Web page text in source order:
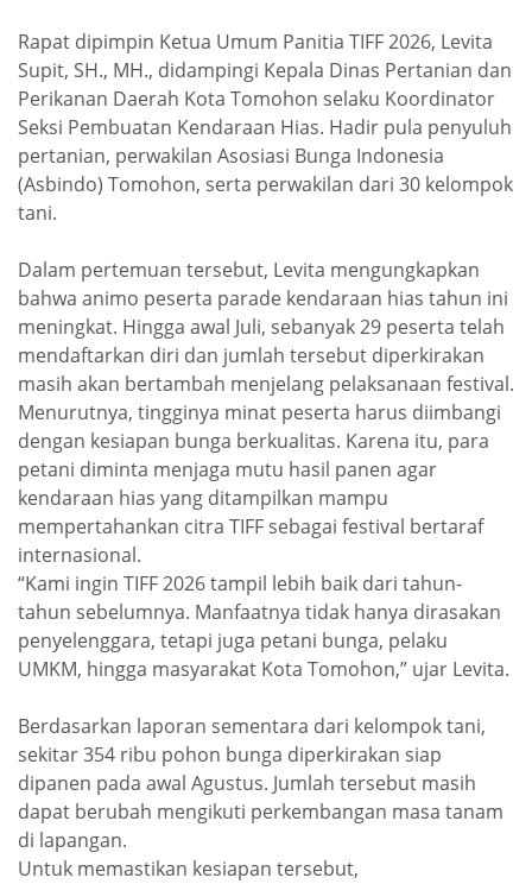
Rapat dipimpin Ketua Umum Panitia TIFF 2026, Levita
Supit, SH., MH., didampingi Kepala Dinas Pertanian dan
Perikanan Daerah Kota Tomohon selaku Koordinator
Seksi Pembuatan Kendaraan Hias. Hadir pula penyuluh
pertanian, perwakilan Asosiasi Bunga Indonesia
(Asbindo) Tomohon, serta perwakilan dari 30 kelompok
tani.
Dalam pertemuan tersebut, Levita mengungkapkan
bahwa animo peserta parade kendaraan hias tahun ini
meningkat. Hingga awal Juli, sebanyak 29 peserta telah
mendaftarkan diri dan jumlah tersebut diperkirakan
masih akan bertambah menjelang pelaksanaan festival.
Menurutnya, tingginya minat peserta harus diimbangi
dengan kesiapan bunga berkualitas. Karena itu, para
petani diminta menjaga mutu hasil panen agar
kendaraan hias yang ditampilkan mampu
mempertahankan citra TIFF sebagai festival bertaraf
internasional.
“Kami ingin TIFF 2026 tampil lebih baik dari tahun-
tahun sebelumnya. Manfaatnya tidak hanya dirasakan
penyelenggara, tetapi juga petani bunga, pelaku
UMKM, hingga masyarakat Kota Tomohon,” ujar Levita.
Berdasarkan laporan sementara dari kelompok tani,
sekitar 354 ribu pohon bunga diperkirakan siap
dipanen pada awal Agustus. Jumlah tersebut masih
dapat berubah mengikuti perkembangan masa tanam
di lapangan.
Untuk memastikan kesiapan tersebut,